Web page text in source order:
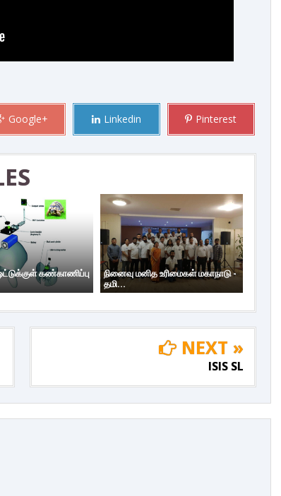
Google+ Linkedin Pinterest
கண்காணிப்பு
நினைவு மனித உரிமைகள் மகாநாடு -
தமி...
NEXT »
ISIS SL